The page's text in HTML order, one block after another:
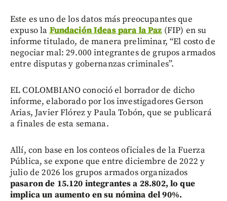
Este es uno de los datos más preocupantes que
expuso la Fundación Ideas para la Paz (FIP) en su
informe titulado, de manera preliminar, “El costo de
negociar mal: 29.000 integrantes de grupos armados
entre disputas y gobernanzas criminales”.
EL COLOMBIANO conoció el borrador de dicho
informe, elaborado por los investigadores Gerson
Arias, Javier Flórez y Paula Tobón, que se publicará
a finales de esta semana.
Allí, con base en los conteos oficiales de la Fuerza
Pública, se expone que entre diciembre de 2022 y
julio de 2026 los grupos armados organizados
pasaron de 15.120 integrantes a 28.802, lo que
implica un aumento en su nómina del 90%.